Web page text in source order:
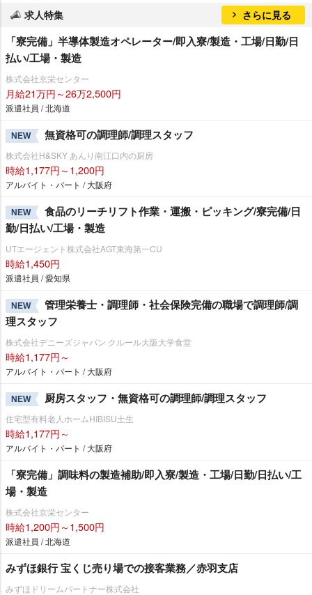
求人特集 さらに見る
「寮完備」半導体製造オペレーター/即入寮/製造・工場/日勤/日
払い/工場・製造
株式会社京栄センター
月給21万円～26万2,500円
派遣社員 / 北海道
NEW 無資格可の調理師/調理スタッフ
株式会社H&SKY あんり南江口内の厨房
時給1,177円～1,200円
アルバイト・パート / 大阪府
NEW
食品のリーチリフト作業・運搬・ピッキング/寮完備/日
勤/日払い/工場・製造
UTエージェント株式会社AGT東海第一CU
時給1,450円
派遣社員 / 愛知県
NEW
管理栄養士・調理師・社会保険完備の職場で調理師/調
理スタッフ
株式会社デニーズジャパン クルール大阪大学食堂
時給1,177円～
アルバイト・パート / 大阪府
NEW 厨房スタッフ・無資格可の調理師/調理スタッフ
住宅型有料老人ホームHIBISU土生
時給1,177円～
アルバイト・パート / 大阪府
「寮完備」調味料の製造補助/即入寮/製造・工場/日勤/日払い/工
場・製造
株式会社京栄センター
時給1,200円～1,500円
派遣社員 / 北海道
みずほ銀行 宝くじ売り場での接客業務／赤羽支店
みずほドリームパートナー株式会社